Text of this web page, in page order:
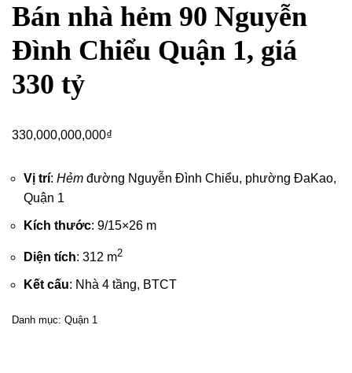
Bán nhà hẻm 90 Nguyễn
Đình Chiểu Quận 1, giá
330 tỷ
330,000,000,000₫
Vị trí: Hẻm đường Nguyễn Đình Chiểu, phường ĐaKao,
Quận 1
Kích thước: 9/15×26 m
Diện tích: 312 m2
Kết cấu: Nhà 4 tầng, BTCT
Danh mục: Quận 1